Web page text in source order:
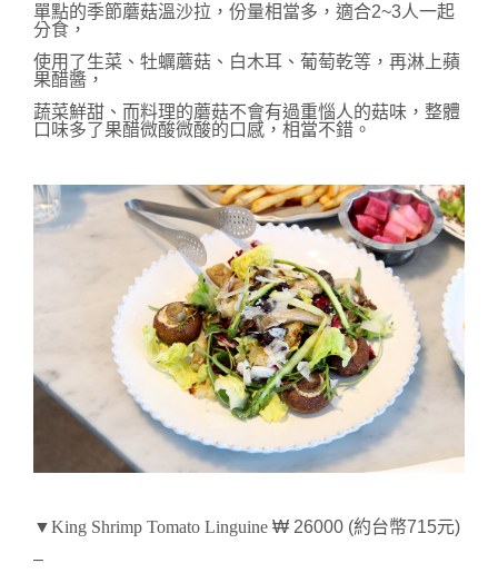
單點的季節蘑菇溫沙拉，份量相當多，適合2~3人一起
分食，
使用了生菜、牡蠣蘑菇、白木耳、葡萄乾等，再淋上蘋
果醋醬，
蔬菜鮮甜、而料理的蘑菇不會有過重惱人的菇味，整體
口味多了果醋微酸微酸的口感，相當不錯。
▼King Shrimp Tomato Linguine ₩ 26000 (約台幣715元)
–